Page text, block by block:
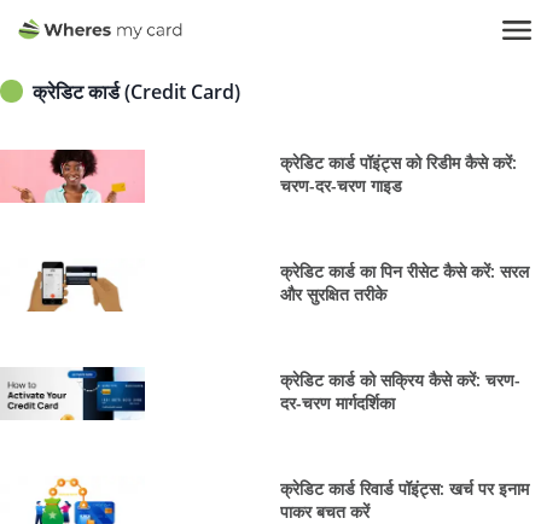
क्रेडिट कार्ड (Credit Card)
क्रेडिट कार्ड पॉइंट्स को रिडीम कैसे करें:
चरण-दर-चरण गाइड
क्रेडिट कार्ड का पिन रीसेट कैसे करें: सरल
और सुरक्षित तरीके
क्रेडिट कार्ड को सक्रिय कैसे करें: चरण-
दर-चरण मार्गदर्शिका
क्रेडिट कार्ड रिवार्ड पॉइंट्स: खर्च पर इनाम
पाकर बचत करें